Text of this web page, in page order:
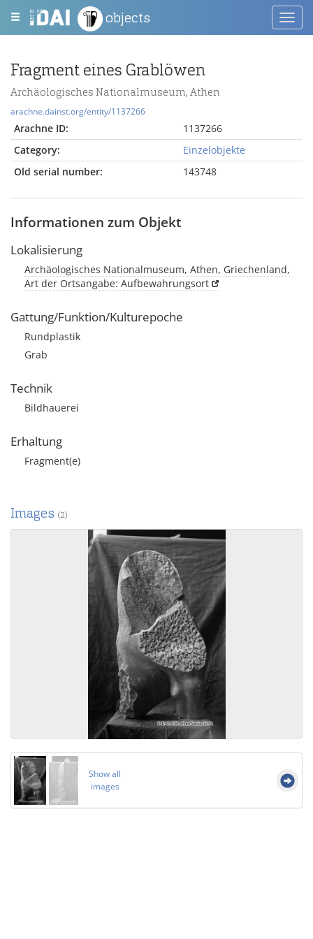
objects
Fragment eines Grablöwen
Archäologisches Nationalmuseum, Athen
arachne.dainst.org/entity/1137266
Arachne ID:
1137266
Category:
Einzelobjekte
Old serial number:
143748
Informationen zum Objekt
Lokalisierung
Archäologisches Nationalmuseum, Athen, Griechenland,
Art der Ortsangabe: Aufbewahrungsort
Gattung/Funktion/Kulturepoche
Rundplastik
Grab
Technik
Bildhauerei
Erhaltung
Fragment(e)
Images (2)
Show all
images